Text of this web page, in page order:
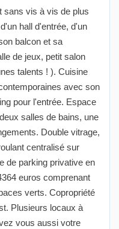
sans vis à vis de plus
hall d'entrée, d'un
balcon et sa
de jeux, petit salon
talents ! ). Cuisine
avec son
pour l'entrée. Espace
salles de bains, une
Double vitrage,
centralisé sur
de parking privative en
euros comprenant
verts. Copropriété
Plusieurs locaux à
vous aussi votre